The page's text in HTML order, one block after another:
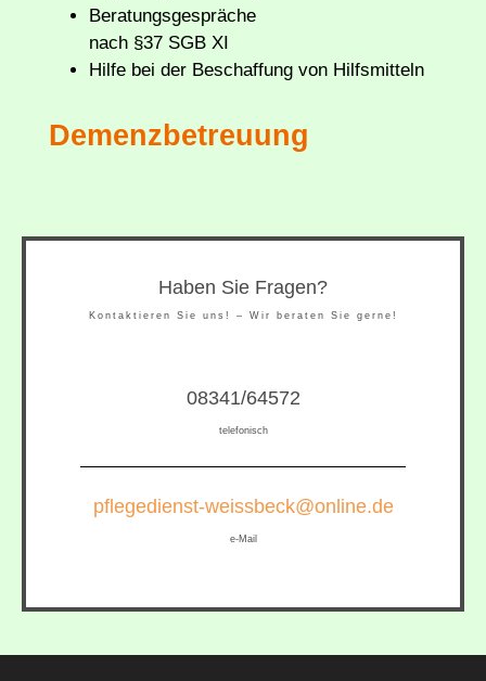
Beratungsgespräche
nach §37 SGB XI
Hilfe bei der Beschaffung von Hilfsmitteln
Demenzbetreuung
Haben Sie Fragen?
Kontaktieren Sie uns! – Wir beraten Sie gerne!
08341/64572
telefonisch
pflegedienst-weissbeck@online.de
e-Mail